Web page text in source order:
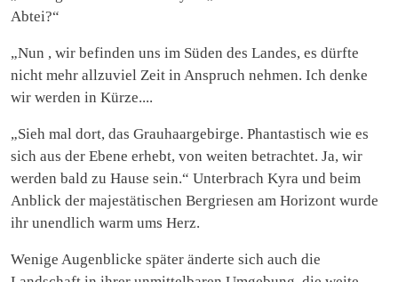
Abtei?“
„Nun , wir befinden uns im Süden des Landes, es dürfte
nicht mehr allzuviel Zeit in Anspruch nehmen. Ich denke
wir werden in Kürze....
„Sieh mal dort, das Grauhaargebirge. Phantastisch wie es
sich aus der Ebene erhebt, von weiten betrachtet. Ja, wir
werden bald zu Hause sein.“ Unterbrach Kyra und beim
Anblick der majestätischen Bergriesen am Horizont wurde
ihr unendlich warm ums Herz.
Wenige Augenblicke später änderte sich auch die